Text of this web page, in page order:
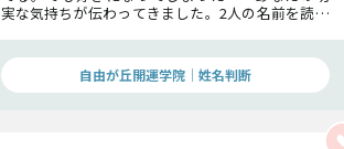
実な気持ちが伝わってきました。2人の名前を読み
自由が丘開運学院│姓名判断